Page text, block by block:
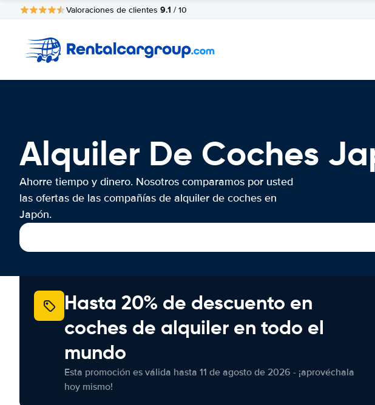
Valoraciones de clientes 9.1 / 10
Alquiler De Coches
Ahorre tiempo y dinero. Nosotros comparamos por usted
las ofertas de las compañías de alquiler de coches en
Japón.
Hasta 20% de descuento en
coches de alquiler en todo el
mundo
Esta promoción es válida hasta 11 de agosto de 2026 - ¡aprovéchala
hoy mismo!